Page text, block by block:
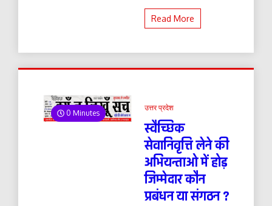
Read More
0 Minutes
उत्तर प्रदेश
स्वैच्छिक
सेवानिवृत्ति लेने की
अभियन्ताओ में होड़
जिम्मेदार कौन
प्रबंधन या संगठन ?